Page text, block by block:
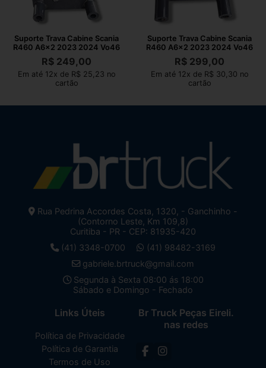
Suporte Trava Cabine Scania
R460 A6x2 2023 2024 Vo46
R$ 249,00
Em até 12x de R$ 25,23 no
cartão
Suporte Trava Cabine Scania
R460 A6x2 2023 2024 Vo46
R$ 299,00
Em até 12x de R$ 30,30 no
cartão
Rua Pedrina Accordes Costa, 1320, - Ganchinho -
(Contorno Leste, Km 109,8)
Curitiba - PR - CEP: 81935-420
(41) 3348-0700
(41) 98482-3169
gabriele.brtruck@gmail.com
Segunda à Sexta 08:00 ás 18:00
Sábado e Domingo - Fechado
Links Úteis
Política de Privacidade
Política de Garantia
Termos de Uso
Br Truck Peças Eireli.
nas redes